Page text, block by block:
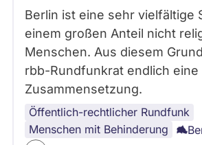
Berlin ist eine sehr vielfältige
einem großen Anteil nicht
Menschen. Aus diesem
rbb-Rundfunkrat endlich eine
Zusammensetzung.
Öffentlich-rechtlicher Rundfunk
Menschen mit Behinderung
Berlin
Religion